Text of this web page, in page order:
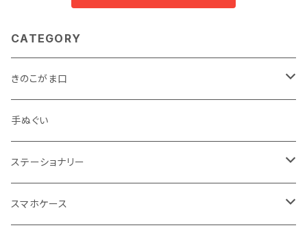
CATEGORY
きのこがま口
手のひらサイズ
バッグサイズ
手ぬぐい
ステーショナリー
ポストカード・ボールペン
スマホケース